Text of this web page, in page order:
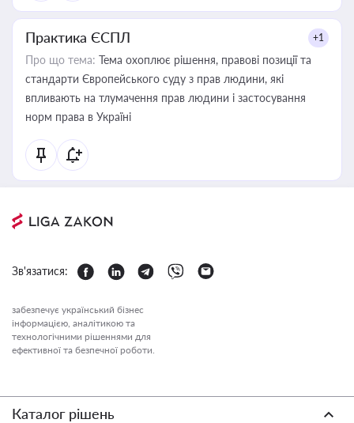
Практика ЄСПЛ +1
Про що тема: Тема охоплює рішення, правові позиції та
стандарти Європейського суду з прав людини, які
впливають на тлумачення прав людини і застосування
норм права в Україні
Зв'язатися:
забезпечує український бізнес
інформацією, аналітикою та
технологічними рішеннями для
ефективної та безпечної роботи.
Каталог рішень